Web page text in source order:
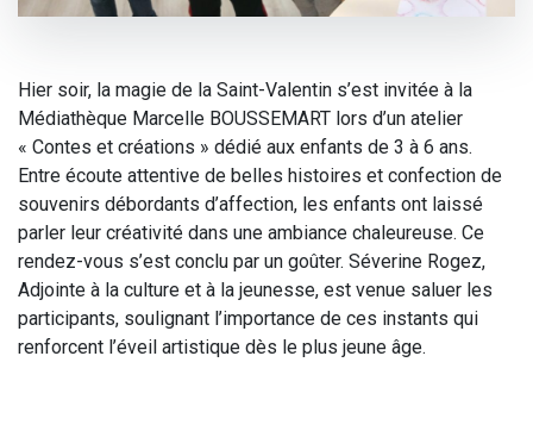
Hier soir, la magie de la Saint-Valentin s’est invitée à la
Médiathèque Marcelle BOUSSEMART lors d’un atelier
« Contes et créations » dédié aux enfants de 3 à 6 ans.
Entre écoute attentive de belles histoires et confection de
souvenirs débordants d’affection, les enfants ont laissé
parler leur créativité dans une ambiance chaleureuse. Ce
rendez-vous s’est conclu par un goûter. Séverine Rogez,
Adjointe à la culture et à la jeunesse, est venue saluer les
participants, soulignant l’importance de ces instants qui
renforcent l’éveil artistique dès le plus jeune âge.